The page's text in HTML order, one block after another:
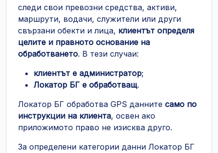
следи свои превозни средства, активи,
маршрути, водачи, служители или други
свързани обекти и лица, клиентът определя
целите и правното основание на
обработването. В тези случаи:
клиентът е администратор;
Локатор БГ е обработващ.
Локатор БГ обработва GPS данните само по
инструкции на клиента, освен ако
приложимото право не изисква друго.
За определени категории данни Локатор БГ